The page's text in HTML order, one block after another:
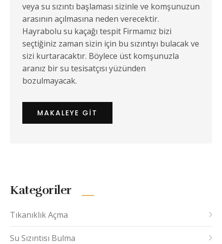
veya su sızıntı başlaması sizinle ve komşunuzun
arasının açılmasına neden verecektir.
Hayrabolu su kaçağı tespit Firmamız bizi
seçtiğiniz zaman sizin için bu sızıntıyı bulacak ve
sizi kurtaracaktır. Böylece üst komşunuzla
aranız bir su tesisatçısı yüzünden
bozulmayacak.
MAKALEYE GIT
Kategoriler
Tıkanıklık Açma
Su Sızıntısı Bulma